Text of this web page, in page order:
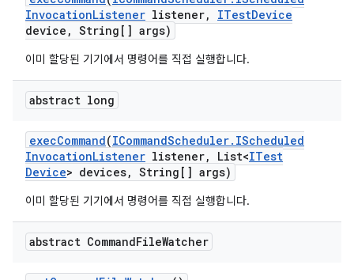
InvocationListener listener, ITestDevice
device , String[] args)
이미 할당된 기기에서 명령어를 직접 실행합니다.
abstract long
execCommand(ICommandScheduler. IScheduled
InvocationListener listener, List<ITest
Device> devices, String[] args)
이미 할당된 기기에서 명령어를 직접 실행합니다.
abstract CommandFileWatcher